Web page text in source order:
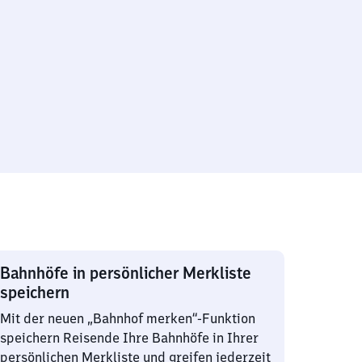
Bahnhöfe in persönlicher Merkliste
speichern
Mit der neuen „Bahnhof merken“-Funktion
speichern Reisende Ihre Bahnhöfe in Ihrer
persönlichen Merkliste und greifen jederzeit